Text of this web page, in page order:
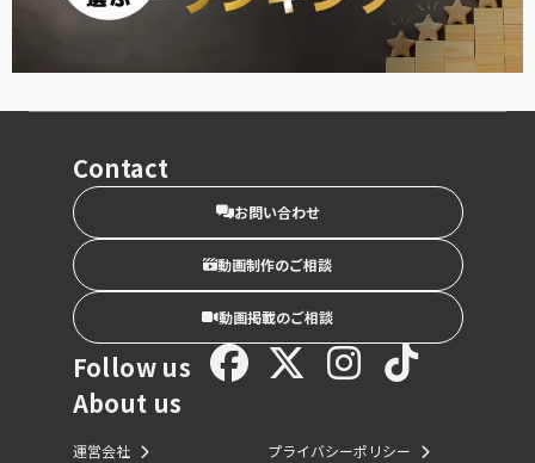
Contact
お問い合わせ
動画制作のご相談
動画掲載のご相談
Follow us
About us
運営会社
プライバシーポリシー